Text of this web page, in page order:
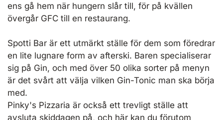
ens gå hem när hungern slår till, för på kvällen
övergår GFC till en restaurang.
Spotti Bar är ett utmärkt ställe för dem som föredrar
en lite lugnare form av afterski. Baren specialiserar
sig på Gin, och med över 50 olika sorter på menyn
är det svårt att välja vilken Gin-Tonic man ska börja
med.
Pinky's Pizzaria är också ett trevligt ställe att
avsluta skiddagen på, och här kan du förutom